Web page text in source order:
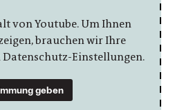
von Youtube. Um Ihnen
brauchen wir Ihre
Einstellungen.
geben